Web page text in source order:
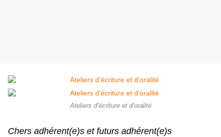
Ateliers d’écriture et d’oralité
Chers adhérent(e)s et futurs adhérent(e)s